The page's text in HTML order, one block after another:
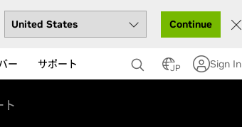
Continue
ー サポート JP Sign In
ト